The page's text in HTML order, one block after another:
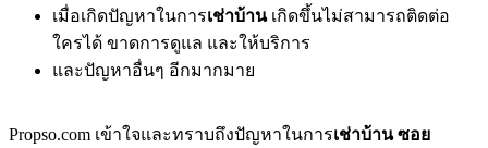
เมื่อเกิดปัญหาในการเช่าบ้าน เกิดขึ้นไม่สามารถติดต่อ
ใครได้ ขาดการดูแล และให้บริการ
และปัญหาอื่นๆ อีกมากมาย
Propso.com เข้าใจและทราบถึงปัญหาในการเช่าบ้าน ซอย